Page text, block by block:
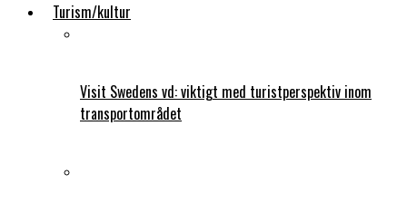
Turism/kultur
Visit Swedens vd: viktigt med turistperspektiv inom
transportområdet